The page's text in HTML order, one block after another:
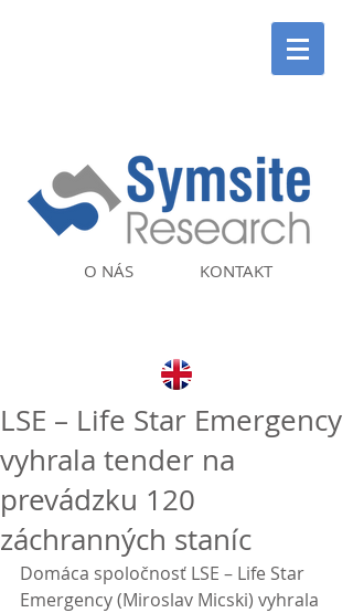
KONTAKT
O NÁS
LSE – Life Star Emergency
vyhrala tender na
prevádzku 120
záchranných staníc
Domáca spoločnosť LSE – Life Star
Emergency (Miroslav Micski) vyhrala